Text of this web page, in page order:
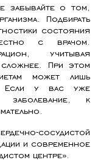
забывайте о том,
Подбирать
состояния
с врачом.
учитывая
При этом
может лишь
Если у вас уже
заболевание, к
сосудистой
и современное
центре».